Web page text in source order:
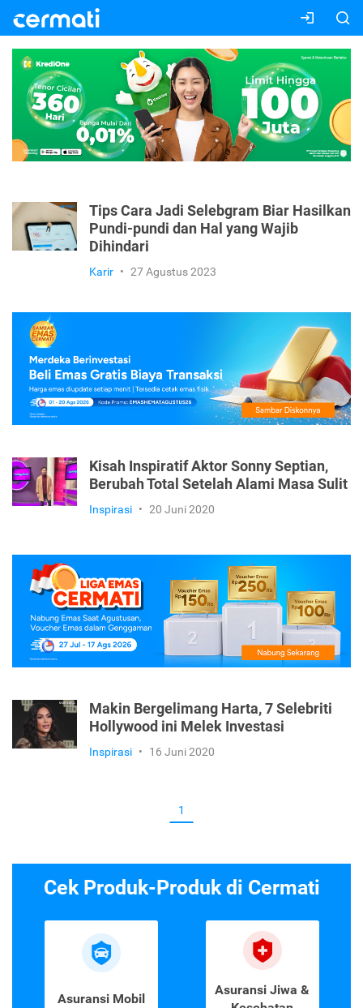
Tips Cara Jadi Selebgram Biar Hasilkan
Pundi-pundi dan Hal yang Wajib
Dihindari
Karir • 27 Agustus 2023
Kisah Inspiratif Aktor Sonny Septian,
Berubah Total Setelah Alami Masa Sulit
Inspirasi • 20 Juni 2020
Makin Bergelimang Harta, 7 Selebriti
Hollywood ini Melek Investasi
Inspirasi • 16 Juni 2020
1
Cek Produk-Produk di Cermati
Asuransi Mobil
Asuransi Jiwa &